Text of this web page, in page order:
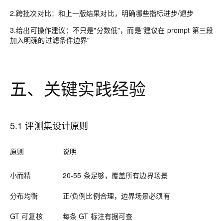
2.跨批次对比：和上一版结果对比，明确哪些指标进步/退步
3.给出可操作建议 ：不只是"分数低"，而是"建议在 prompt 第三段
加入明确的过滤条件边界"
五、关键实践经验
5.1 评测集设计原则
原则 说明
小而精 20-55 条足够，覆盖所有边界场景
分布均衡 正/负例比例合理，边界场景必须有
GT 可复核 每条 GT 标注有据可查